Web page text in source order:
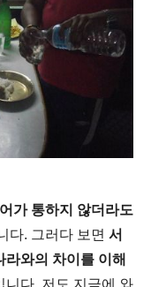
가 통하지 않더라도
다. 그러다 보면 서
라와의 차이를 이해